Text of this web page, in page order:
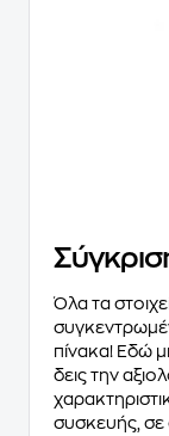
Όλα τα
πίνακα! Εδώ
δεις την
συσκευής, σε